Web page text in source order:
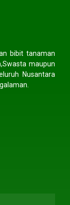
bibit tanaman
maupun
Nusantara